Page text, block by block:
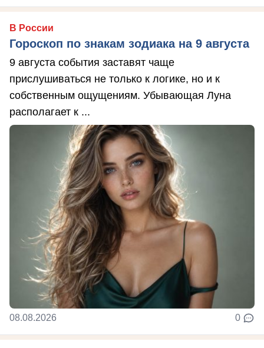
В России
Гороскоп по знакам зодиака на 9 августа
9 августа события заставят чаще
прислушиваться не только к логике, но и к
собственным ощущениям. Убывающая Луна
располагает к ...
08.08.2026 0